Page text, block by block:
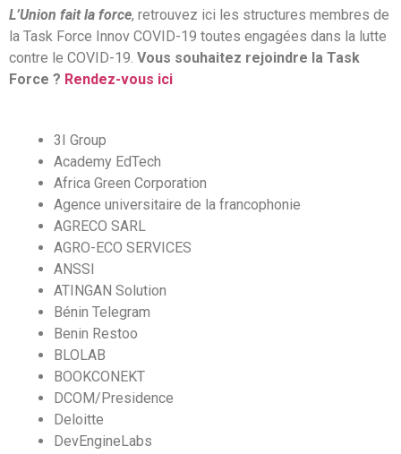
L’Union fait la force, retrouvez ici les structures membres de
la Task Force Innov COVID-19 toutes engagées dans la lutte
contre le COVID-19. Vous souhaitez rejoindre la Task
Force ? Rendez-vous ici
3I Group
Academy EdTech
Africa Green Corporation
Agence universitaire de la francophonie
AGRECO SARL
AGRO-ECO SERVICES
ANSSI
ATINGAN Solution
Bénin Telegram
Benin Restoo
BLOLAB
BOOKCONEKT
DCOM/Presidence
Deloitte
DevEngineLabs